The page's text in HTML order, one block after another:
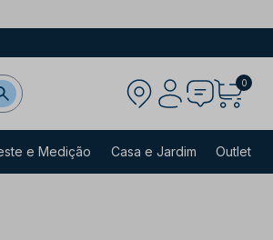
0
e Medição Casa e Jardim Outlet